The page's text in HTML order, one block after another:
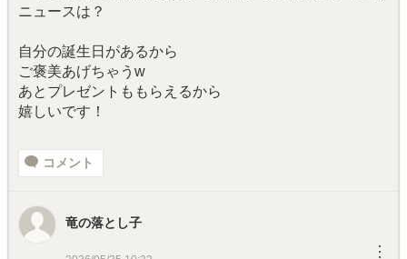
ニュースは？
自分の誕生日があるから
ご褒美あげちゃうw
あとプレゼントももらえるから
嬉しいです！
コメント
竜の落とし子
︙